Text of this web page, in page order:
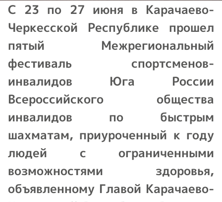
С 23 по 27 июня в Карачаево-
Черкесской Республике прошел
пятый Межрегиональный
фестиваль спортсменов-
инвалидов Юга России
Всероссийского общества
инвалидов по быстрым
шахматам, приуроченный к году
людей с ограниченными
возможностями здоровья,
объявленному Главой Карачаево-